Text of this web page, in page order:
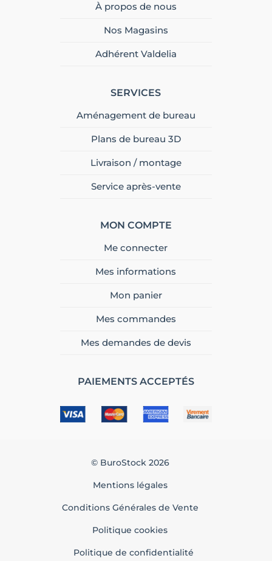
À propos de nous
Nos Magasins
Adhérent Valdelia
SERVICES
Aménagement de bureau
Plans de bureau 3D
Livraison / montage
Service après-vente
MON COMPTE
Me connecter
Mes informations
Mon panier
Mes commandes
Mes demandes de devis
PAIEMENTS ACCEPTÉS
© BuroStock 2026
Mentions légales
Conditions Générales de Vente
Politique cookies
Politique de confidentialité